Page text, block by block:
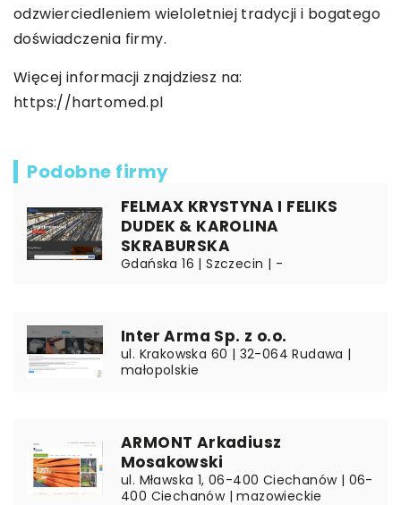
odzwierciedleniem wieloletniej tradycji i bogatego
doświadczenia firmy.
Więcej informacji znajdziesz na:
https://hartomed.pl
Podobne firmy
FELMAX KRYSTYNA I FELIKS
DUDEK & KAROLINA
SKRABURSKA
Gdańska 16 | Szczecin | -
Inter Arma Sp. z o.o.
ul. Krakowska 60 | 32-064 Rudawa |
małopolskie
ARMONT Arkadiusz
Mosakowski
ul. Mławska 1, 06-400 Ciechanów | 06-
400 Ciechanów | mazowieckie